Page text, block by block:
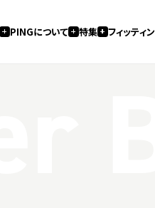
PINGについて 特集 フィッティ